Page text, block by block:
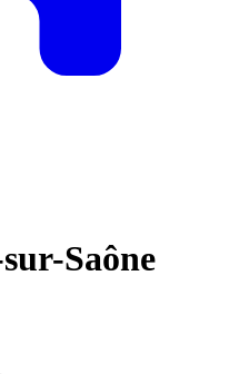
Saône